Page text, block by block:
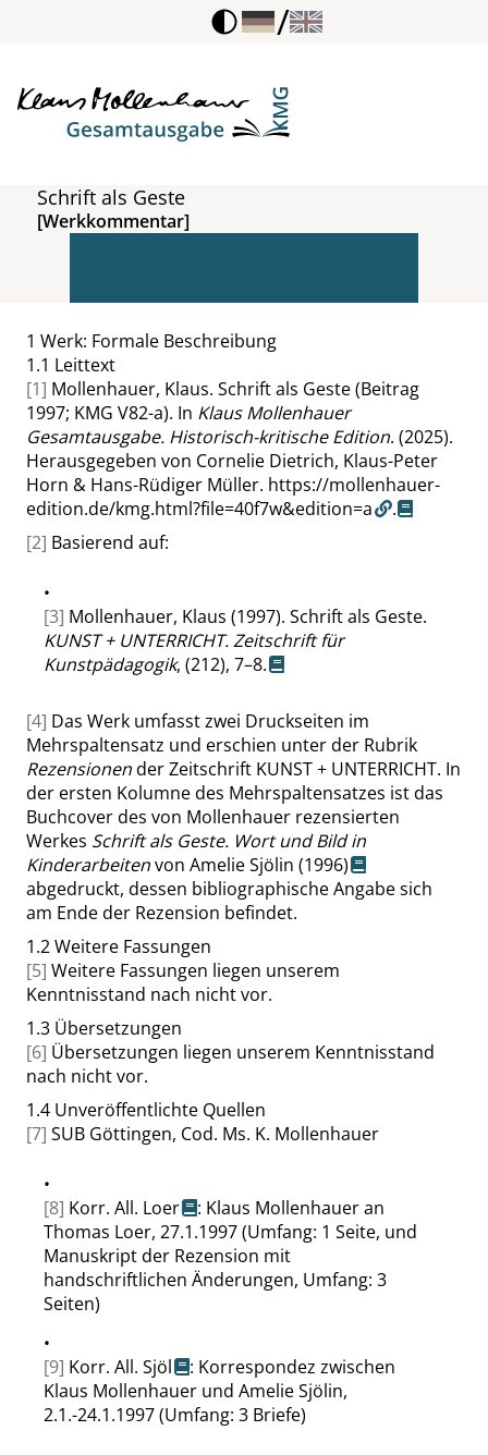
/
Schrift als Geste
[Werkkommentar]
1 Werk: Formale Beschreibung
1.1 Leittext
[1] Mollenhauer, Klaus. Schrift als Geste (Beitrag
1997; KMG V82-a). In Klaus Mollenhauer
Gesamtausgabe. Historisch-kritische Edition. (2025).
Herausgegeben von Cornelie Dietrich, Klaus-Peter
Horn & Hans-Rüdiger Müller. https://mollenhauer-
edition.de/kmg.html?file=40f7w&edition=a
.
[2] Basierend auf:
•
[3] Mollenhauer, Klaus (1997). Schrift als Geste.
KUNST + UNTERRICHT. Zeitschrift für
Kunstpädagogik, (212), 7–8.
[4] Das Werk umfasst zwei Druckseiten im
Mehrspaltensatz und erschien unter der Rubrik
Rezensionender Zeitschrift KUNST + UNTERRICHT. In
der ersten Kolumne des Mehrspaltensatzes ist das
Buchcover des von Mollenhauer rezensierten
Werkes Schrift als Geste. Wort und Bild in
Kinderarbeitenvon Amelie Sjölin (1996)
abgedruckt, dessen bibliographische Angabe sich
am Ende der Rezension befindet.
1.2Weitere Fassungen
[5] Weitere Fassungen liegen unserem
Kenntnisstand nach nicht vor.
1.3 Übersetzungen
[6] Übersetzungen liegen unserem Kenntnisstand
nach nicht vor.
1.4 Unveröffentlichte Quellen
[7] SUB Göttingen, Cod. Ms. K. Mollenhauer
•
[8] Korr. All. Loer
: Klaus Mollenhauer an
Thomas Loer, 27.1.1997 (Umfang: 1 Seite, und
Manuskript der Rezension mit
handschriftlichen Änderungen, Umfang: 3
Seiten)
•
[9] Korr. All. Sjöl
: Korrespondez zwischen
Klaus Mollenhauer und Amelie Sjölin,
2.1.-24.1.1997 (Umfang: 3 Briefe)